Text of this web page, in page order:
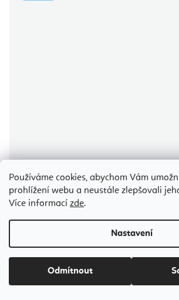
Používáme cookies, abychom Vám
prohlížení webu a neustále zlepšovali
Více informací zde.
Nastavení
Odmítnout
je